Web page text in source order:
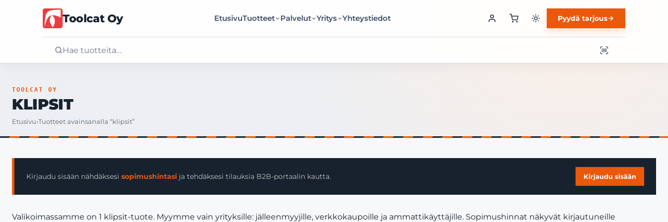
Toolcat Oy EtusivuTuotteet Palvelut Yritys Yhteystiedot Pyydä tarjous
Tuotteet
Yritys
TOOLCAT OY
KLIPSIT
Etusivu›Tuotteet avainsanalla “klipsit”
Kirjaudu sisään nähdäksesi sopimushintasi ja tehdäksesi tilauksia B2B-portaalin kautta. Kirjaudu sisään
Valikoimassamme on 1 klipsit-tuote. Myymme vain yrityksille: jälleenmyyjille, verkkokaupoille ja ammattikäyttäjille. Sopimushinnat näkyvät kirjautuneille